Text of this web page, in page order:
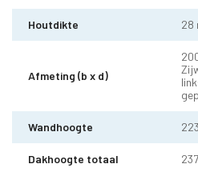
Houtdikte 28
Afmeting (b x d)
Wandhoogte
Dakhoogte totaal